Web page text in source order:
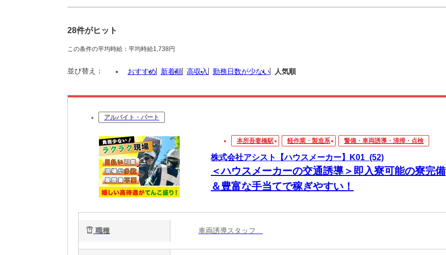
28件がヒット
この条件の平均時給：平均時給1,738円
並び替え： おすすめ 新着順 高収入 勤務日数が少ない 人気順
アルバイト・パート
本所吾妻橋駅 軽作業・製造系 警備・車両誘導・清掃・点検
株式会社アシスト【ハウスメーカー】K01_(52)
＜ハウスメーカーの交通誘導＞即入寮可能の寮完備
＆豊富な手当てで稼ぎやすい！
職種 車両誘導スタッフ